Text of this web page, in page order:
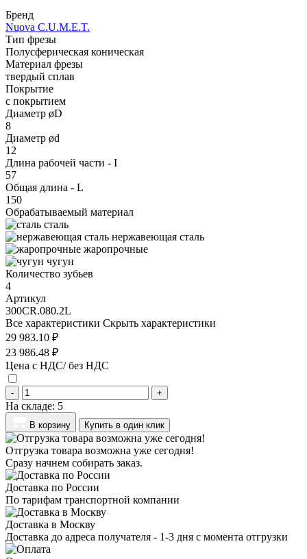
Бренд
Nuova C.U.M.E.T.
Тип фрезы
Полусферическая коническая
Материал фрезы
твердый сплав
Покрытие
с покрытием
Диаметр øD
8
Диаметр ød
12
Длина рабочей части - I
57
Общая длина - L
150
Обрабатываемый материал
сталь
нержавеющая сталь
жаропрочные
чугун
Количество зубьев
4
Артикул
300CR.080.2L
Все характеристики Скрыть характеристики
29 983.10 ₽
23 986.48 ₽
Цена с НДС/ без НДС
- +
На складе: 5
В корзину Купить в один клик
Отгрузка товара возможна уже сегодня!
Сразу начнем собирать заказ.
Доставка по России
По тарифам транспортной компании
Доставка в Москву
Доставка до адреса получателя - 1-3 дня с момента отгрузки